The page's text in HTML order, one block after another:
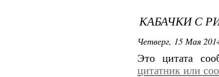
КАБАЧКИ С
Четверг, 15 Мая
Это цитата
цитатник или